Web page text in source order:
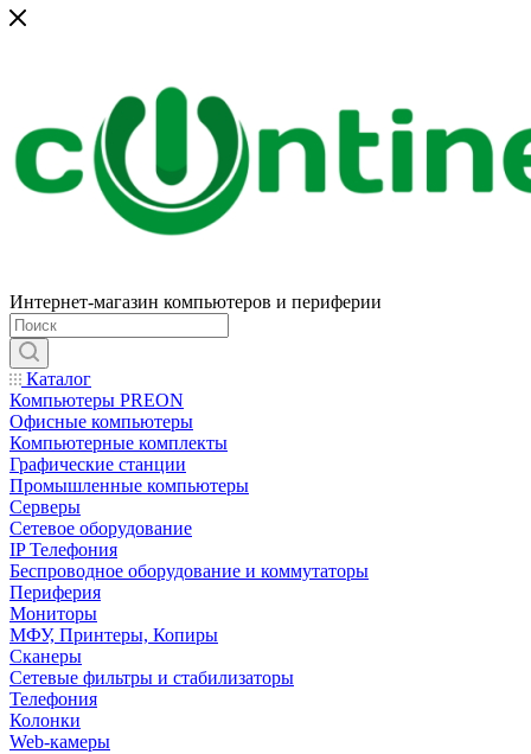
Интернет-магазин компьютеров и периферии
Каталог
Компьютеры PREON
Офисные компьютеры
Компьютерные комплекты
Графические станции
Промышленные компьютеры
Серверы
Сетевое оборудование
IP Телефония
Беспроводное оборудование и коммутаторы
Периферия
Мониторы
МФУ, Принтеры, Копиры
Сканеры
Сетевые фильтры и стабилизаторы
Телефония
Колонки
Web-камеры